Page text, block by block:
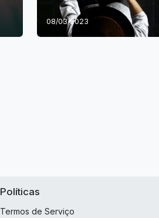
08/03/2023
Políticas
Termos de Serviço